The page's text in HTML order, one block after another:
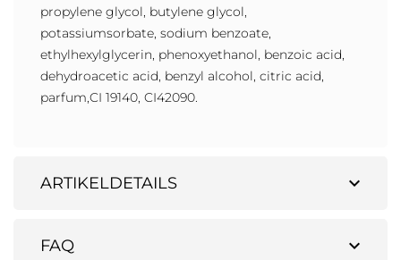
propylene glycol, butylene glycol,
potassiumsorbate, sodium benzoate,
ethylhexylglycerin, phenoxyethanol, benzoic acid,
dehydroacetic acid, benzyl alcohol, citric acid,
parfum,CI 19140, CI42090.
expand_more
ARTIKELDETAILS
expand_more
FAQ